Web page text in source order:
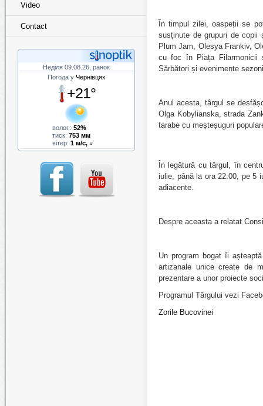
Video
Contact
Неділя 09.08.26, ранок
Погода у Чернівцях
+21°
волог.: 52%
тиск: 753 мм
вітер: 1 м/с,
În timpul zilei, oaspeții se
susținute de grupuri de copii
Plum Jam, Olesya Frankiv,
cu ​​foc în Piața Filarmonicii
Sărbători și evenimente
Anul acesta, târgul se
Olga Kobylianska, strada
tarabe cu meșteșuguri
În legătură cu târgul, în
iulie, până la ora 22:00, pe 5
adiacente.
Despre aceasta a relatat
Un program bogat îi
artizanale unice create de
prezentare a unor proiecte
Programul Târgului vezi
Zorile Bucovinei